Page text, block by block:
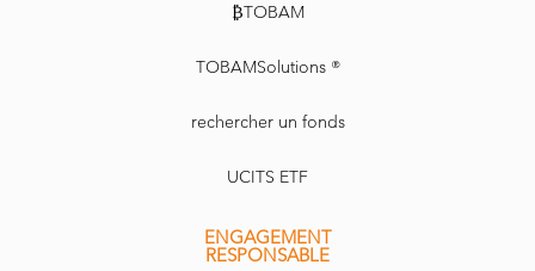
₿TOBAM
TOBAMSolutions ®
rechercher un fonds
UCITS ETF
ENGAGEMENT
RESPONSABLE